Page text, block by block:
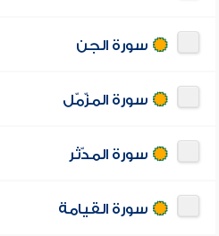
سورة الجن
سورة المزّمّل
سورة المدّثر
سورة القيامة